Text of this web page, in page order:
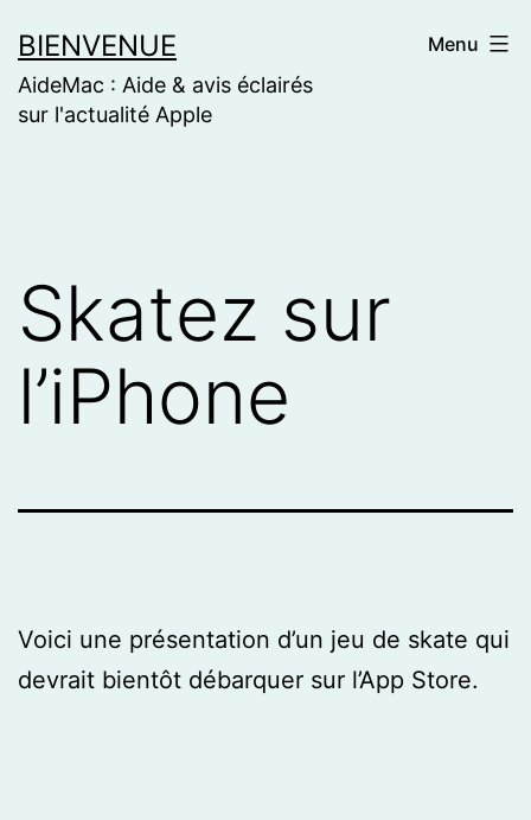
to
content
BIENVENUE
AideMac : Aide & avis éclairés
sur l'actualité Apple
Menu
Skatez sur
l’iPhone
Voici une présentation d’un jeu de skate qui
devrait bientôt débarquer sur l’App Store.